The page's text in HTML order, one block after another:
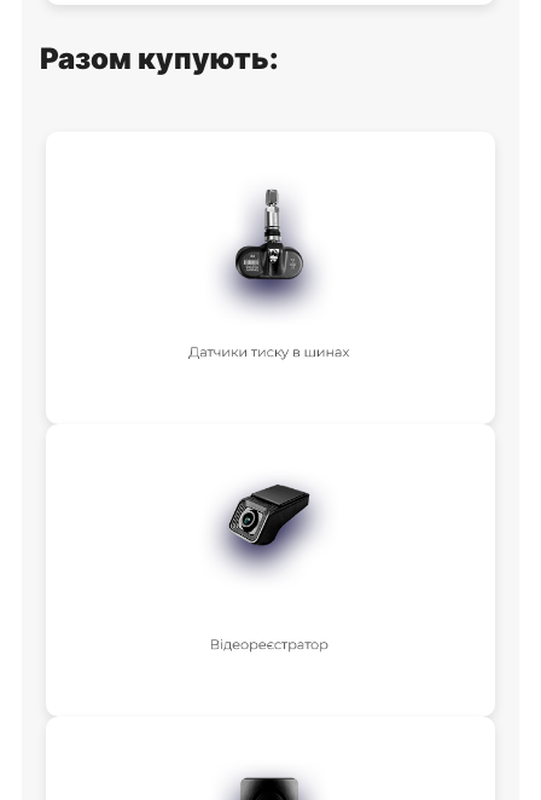
Разом купують: